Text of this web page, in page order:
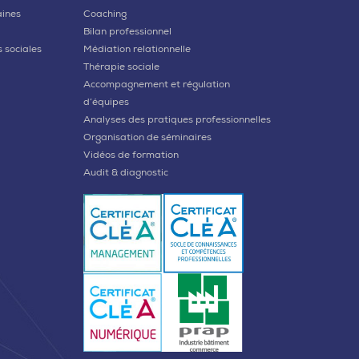
sociales
Coaching
Bilan professionnel
Médiation relationnelle
Thérapie sociale
Accompagnement et régulation
d’équipes
Analyses des pratiques professionnelles
Organisation de séminaires
Vidéos de formation
Audit & diagnostic